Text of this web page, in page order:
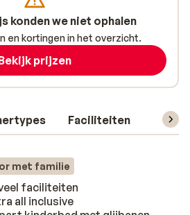
Faciliteiten
met familie
faciliteiten
all inclusive
konden we niet ophalen
en kortingen in het overzicht.
prijzen